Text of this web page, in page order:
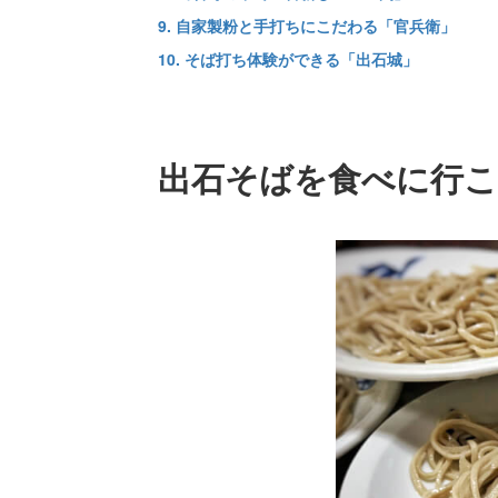
9. 自家製粉と手打ちにこだわる「官兵衛」
10. そば打ち体験ができる「出石城」
出石そばを食べに行